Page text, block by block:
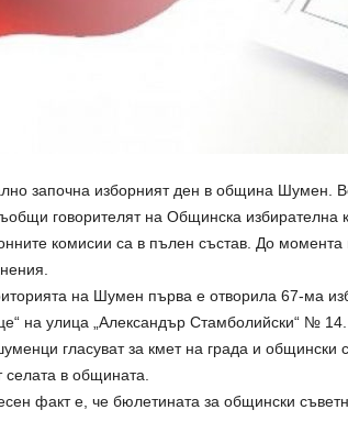
започна изборният ден в община Шумен.
говорителят на Общинска
комисии са в пълен състав. До момента
на Шумен първа е отворила 67-ма
на улица „Александър Стамболийски“ № 14.
гласуват за кмет на града и общински
селата в общината.
факт е, че бюлетината за общински